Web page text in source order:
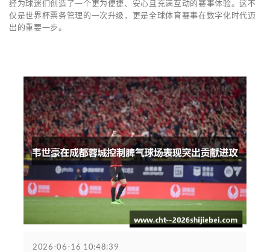
经为球迷们创造了一个更为便捷、安心且充满互动的赛事体验。这不
仅是世界杯票务管理的一次升级，更是全球体育赛事在数字化时代迈
出的重要一步。
2026-06-16 10:48:39